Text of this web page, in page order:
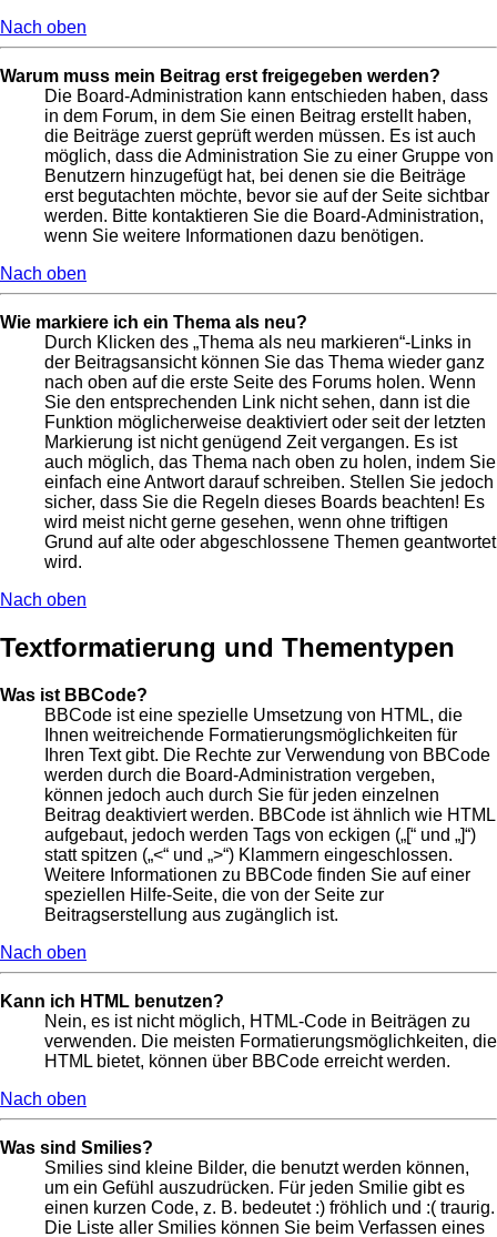
Nach oben
Warum muss mein Beitrag erst freigegeben werden?
Die Board-Administration kann entschieden haben, dass
in dem Forum, in dem Sie einen Beitrag erstellt haben,
die Beiträge zuerst geprüft werden müssen. Es ist auch
möglich, dass die Administration Sie zu einer Gruppe von
Benutzern hinzugefügt hat, bei denen sie die Beiträge
erst begutachten möchte, bevor sie auf der Seite sichtbar
werden. Bitte kontaktieren Sie die Board-Administration,
wenn Sie weitere Informationen dazu benötigen.
Nach oben
Wie markiere ich ein Thema als neu?
Durch Klicken des „Thema als neu markieren“-Links in
der Beitragsansicht können Sie das Thema wieder ganz
nach oben auf die erste Seite des Forums holen. Wenn
Sie den entsprechenden Link nicht sehen, dann ist die
Funktion möglicherweise deaktiviert oder seit der letzten
Markierung ist nicht genügend Zeit vergangen. Es ist
auch möglich, das Thema nach oben zu holen, indem Sie
einfach eine Antwort darauf schreiben. Stellen Sie jedoch
sicher, dass Sie die Regeln dieses Boards beachten! Es
wird meist nicht gerne gesehen, wenn ohne triftigen
Grund auf alte oder abgeschlossene Themen geantwortet
wird.
Nach oben
Textformatierung und Thementypen
Was ist BBCode?
BBCode ist eine spezielle Umsetzung von HTML, die
Ihnen weitreichende Formatierungsmöglichkeiten für
Ihren Text gibt. Die Rechte zur Verwendung von BBCode
werden durch die Board-Administration vergeben,
können jedoch auch durch Sie für jeden einzelnen
Beitrag deaktiviert werden. BBCode ist ähnlich wie HTML
aufgebaut, jedoch werden Tags von eckigen („[“ und „]“)
statt spitzen („<“ und „>“) Klammern eingeschlossen.
Weitere Informationen zu BBCode finden Sie auf einer
speziellen Hilfe-Seite, die von der Seite zur
Beitragserstellung aus zugänglich ist.
Nach oben
Kann ich HTML benutzen?
Nein, es ist nicht möglich, HTML-Code in Beiträgen zu
verwenden. Die meisten Formatierungsmöglichkeiten, die
HTML bietet, können über BBCode erreicht werden.
Nach oben
Was sind Smilies?
Smilies sind kleine Bilder, die benutzt werden können,
um ein Gefühl auszudrücken. Für jeden Smilie gibt es
einen kurzen Code, z. B. bedeutet :) fröhlich und :( traurig.
Die Liste aller Smilies können Sie beim Verfassen eines